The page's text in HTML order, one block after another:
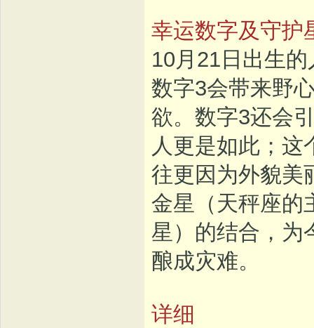
幸运数字及守护
10月21日出生
数字3会带来野
欲。数字3还会
人更是如此；
往更因为外貌美
金星（天秤座的
星）的结合，为
酿成灾难。
详细